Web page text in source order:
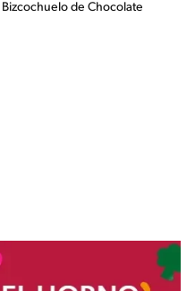
Bizcochuelo de Chocolate